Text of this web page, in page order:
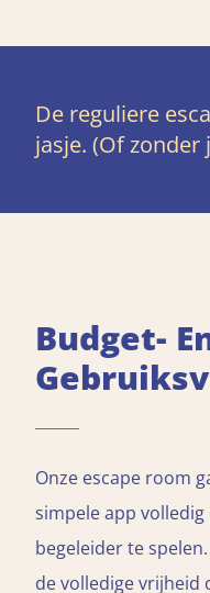
De reguliere
jasje. (Of
Budget-
Onze escape room
simpele app
begeleider te
de volledige vrijheid